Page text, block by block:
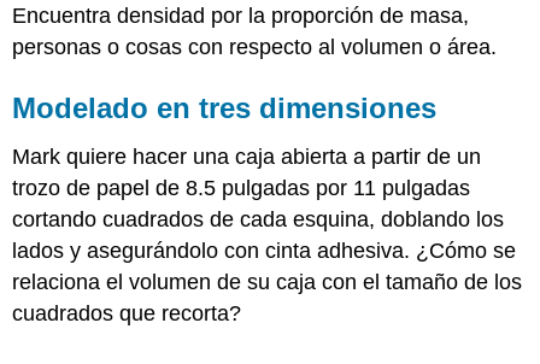
Encuentra densidad por la proporción de masa,
personas o cosas con respecto al volumen o área.
Modelado en tres dimensiones
Mark quiere hacer una caja abierta a partir de un
trozo de papel de 8.5 pulgadas por 11 pulgadas
cortando cuadrados de cada esquina, doblando los
lados y asegurándolo con cinta adhesiva. ¿Cómo se
relaciona el volumen de su caja con el tamaño de los
cuadrados que recorta?